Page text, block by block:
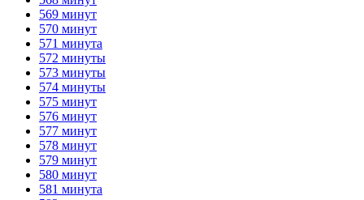
569 минут
570 минут
571 минута
572 минуты
573 минуты
574 минуты
575 минут
576 минут
577 минут
578 минут
579 минут
580 минут
581 минута